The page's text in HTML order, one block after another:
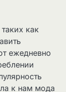
как
ежедневно
к нам мода